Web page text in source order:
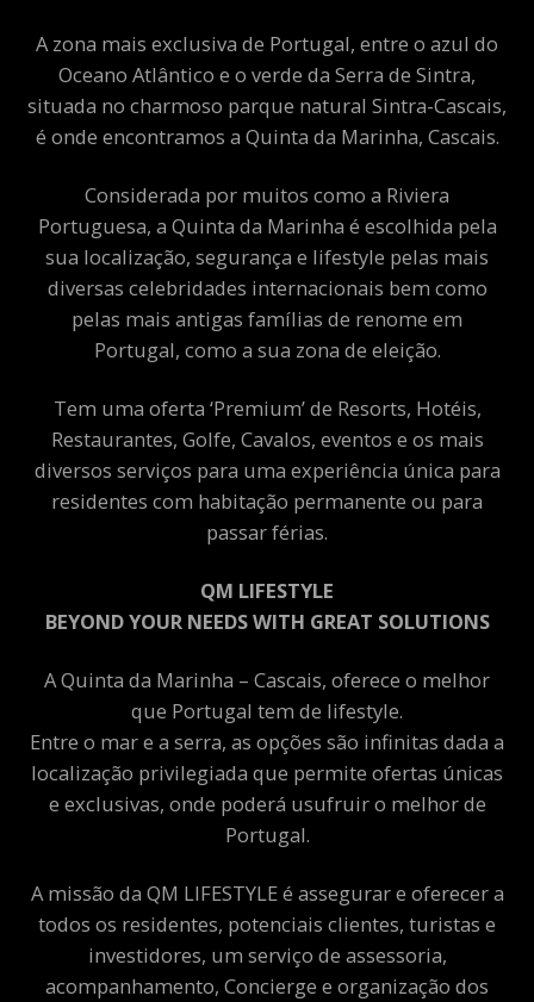
A zona mais exclusiva de Portugal, entre o azul do
Oceano Atlântico e o verde da Serra de Sintra,
situada no charmoso parque natural Sintra-Cascais,
é onde encontramos a Quinta da Marinha, Cascais.
Considerada por muitos como a Riviera
Portuguesa, a Quinta da Marinha é escolhida pela
sua localização, segurança e lifestyle pelas mais
diversas celebridades internacionais bem como
pelas mais antigas famílias de renome em
Portugal, como a sua zona de eleição.
Tem uma oferta ‘Premium’ de Resorts, Hotéis,
Restaurantes, Golfe, Cavalos, eventos e os mais
diversos serviços para uma experiência única para
residentes com habitação permanente ou para
passar férias.
QM LIFESTYLE
BEYOND YOUR NEEDS WITH GREAT SOLUTIONS
A Quinta da Marinha – Cascais, oferece o melhor
que Portugal tem de lifestyle.
Entre o mar e a serra, as opções são infinitas dada a
localização privilegiada que permite ofertas únicas
e exclusivas, onde poderá usufruir o melhor de
Portugal.
A missão da QM LIFESTYLE é assegurar e oferecer a
todos os residentes, potenciais clientes, turistas e
investidores, um serviço de assessoria,
acompanhamento, Concierge e organização dos